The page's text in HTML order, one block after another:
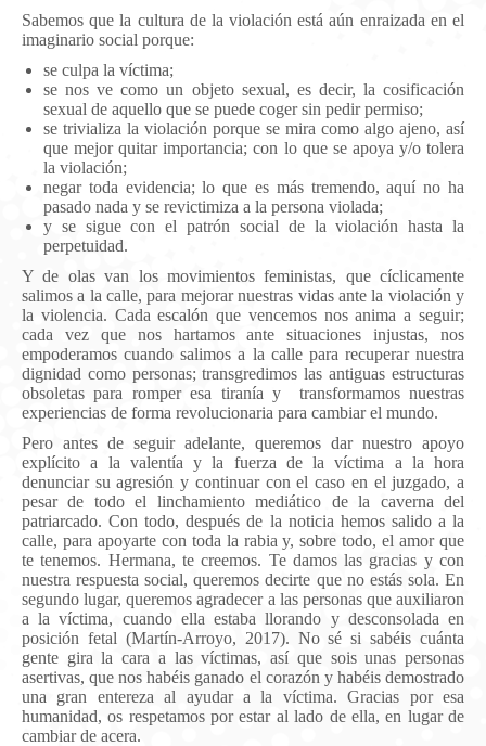
Sabemos que la cultura de la violación está aún enraizada en el
imaginario social porque:
se culpa la víctima;
se nos ve como un objeto sexual, es decir, la cosificación
sexual de aquello que se puede coger sin pedir permiso;
se trivializa la violación porque se mira como algo ajeno, así
que mejor quitar importancia; con lo que se apoya y/o tolera
la violación;
negar toda evidencia; lo que es más tremendo, aquí no ha
pasado nada y se revictimiza a la persona violada;
y se sigue con el patrón social de la violación hasta la
perpetuidad.
Y de olas van los movimientos feministas, que cíclicamente
salimos a la calle, para mejorar nuestras vidas ante la violación y
la violencia. Cada escalón que vencemos nos anima a seguir;
cada vez que nos hartamos ante situaciones injustas, nos
empoderamos cuando salimos a la calle para recuperar nuestra
dignidad como personas; transgredimos las antiguas estructuras
obsoletas para romper esa tiranía y transformamos nuestras
experiencias de forma revolucionaria para cambiar el mundo.
Pero antes de seguir adelante, queremos dar nuestro apoyo
explícito a la valentía y la fuerza de la víctima a la hora
denunciar su agresión y continuar con el caso en el juzgado, a
pesar de todo el linchamiento mediático de la caverna del
patriarcado. Con todo, después de la noticia hemos salido a la
calle, para apoyarte con toda la rabia y, sobre todo, el amor que
te tenemos. Hermana, te creemos. Te damos las gracias y con
nuestra respuesta social, queremos decirte que no estás sola. En
segundo lugar, queremos agradecer a las personas que auxiliaron
a la víctima, cuando ella estaba llorando y desconsolada en
posición fetal (Martín-Arroyo, 2017). No sé si sabéis cuánta
gente gira la cara a las víctimas, así que sois unas personas
asertivas, que nos habéis ganado el corazón y habéis demostrado
una gran entereza al ayudar a la víctima. Gracias por esa
humanidad, os respetamos por estar al lado de ella, en lugar de
cambiar de acera.